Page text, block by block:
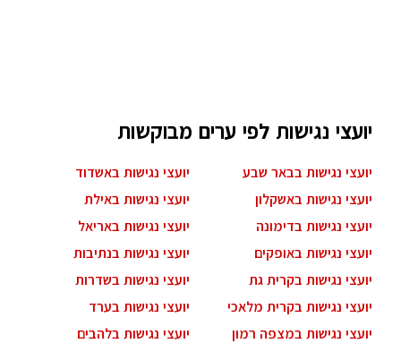
יועצי נגישות לפי ערים מבוקשות
יועצי נגישות בבאר שבע
יועצי נגישות באשדוד
יועצי נגישות באשקלון
יועצי נגישות באילת
יועצי נגישות בדימונה
יועצי נגישות באריאל
יועצי נגישות באופקים
יועצי נגישות בנתיבות
יועצי נגישות בקרית גת
יועצי נגישות בשדרות
יועצי נגישות בקרית מלאכי
יועצי נגישות בערד
יועצי נגישות במצפה רמון
יועצי נגישות בלהבים